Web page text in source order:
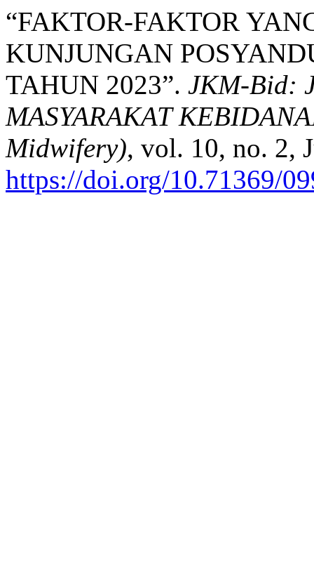
“FAKTOR-FAKTOR
KUNJUNGAN
TAHUN 2023”. JKM-Bid:
MASYARAKAT
Midwifery), vol. 10, no. 2,
https://doi.org/10.71369/